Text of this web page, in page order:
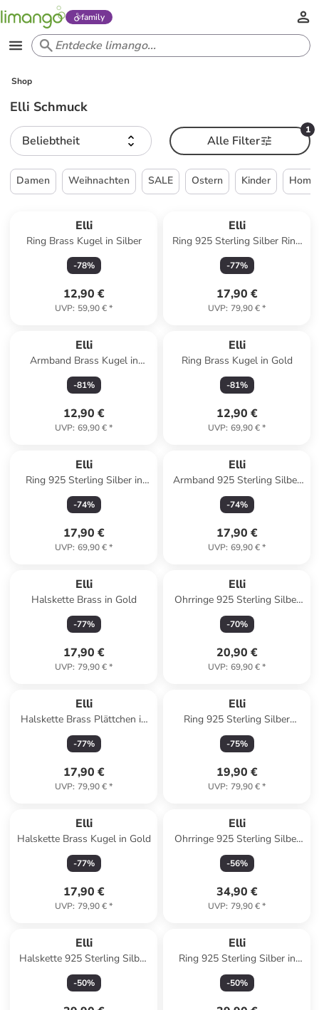
family
Shop
Elli Schmuck
Beliebtheit
1
Alle Filter
Damen Weihnachten SALE Ostern Kinder
Elli
Ring Brass Kugel in Silber
-78%
12,90 €
UVP: 59,90 €*
Elli
Ring 925 Sterling Silber Ring
Set in Silber
-77%
17,90 €
UVP: 79,90 €*
Elli
Armband Brass Kugel in
Silber
-81%
12,90 €
UVP: 69,90 €*
Elli
Ring Brass Kugel in Gold
-81%
12,90 €
UVP: 69,90 €*
Elli
Ring 925 Sterling Silber in
Silber
-74%
17,90 €
UVP: 69,90 €*
Elli
Armband 925 Sterling Silber
Herz in Silber
-74%
17,90 €
UVP: 69,90 €*
Elli
Halskette Brass in Gold
-77%
17,90 €
UVP: 79,90 €*
Elli
Ohrringe 925 Sterling Silber
Spirale in Silber
-70%
20,90 €
UVP: 69,90 €*
Elli
Halskette Brass Plättchen in
Silber
-77%
17,90 €
UVP: 79,90 €*
Elli
Ring 925 Sterling Silber
Siegelring in Gold
-75%
19,90 €
UVP: 79,90 €*
Elli
Halskette Brass Kugel in Gold
-77%
17,90 €
UVP: 79,90 €*
Elli
Ohrringe 925 Sterling Silber
Geo in Silber
-56%
34,90 €
UVP: 79,90 €*
Elli
Halskette 925 Sterling Silber
Kugel, Plättchen in Silber
-50%
Elli
Ring 925 Sterling Silber in
Gold
-50%